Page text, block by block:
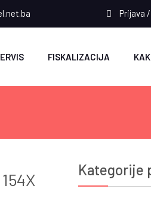
Prijava
FISKALIZACIJA
Kategorije